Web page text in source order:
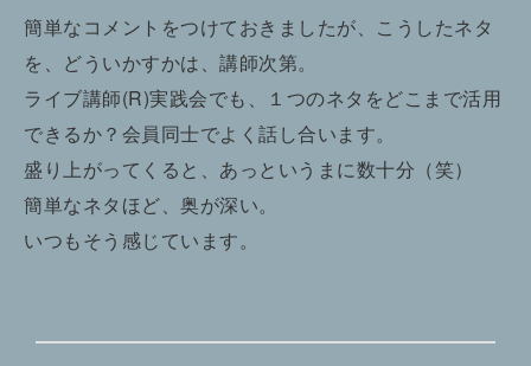
簡単なコメントをつけておきましたが、こうしたネタ
を、どういかすかは、講師次第。
ライブ講師(R)実践会でも、１つのネタをどこまで活用
できるか？会員同士でよく話し合います。
盛り上がってくると、あっというまに数十分（笑）
簡単なネタほど、奥が深い。
いつもそう感じています。